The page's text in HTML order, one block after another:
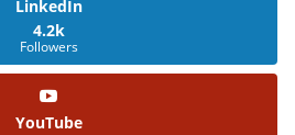
LinkedIn
4.2k
Followers
YouTube